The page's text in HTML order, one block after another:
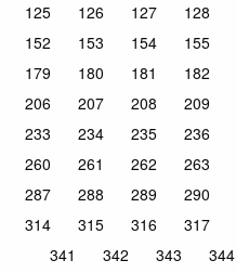
125
126 127 128
152
153 154 155
179
180 181 182
206
207 208 209
233
234 235 236
260
261 262 263
287
288 289 290
314
315 316 317
341
342 343 344